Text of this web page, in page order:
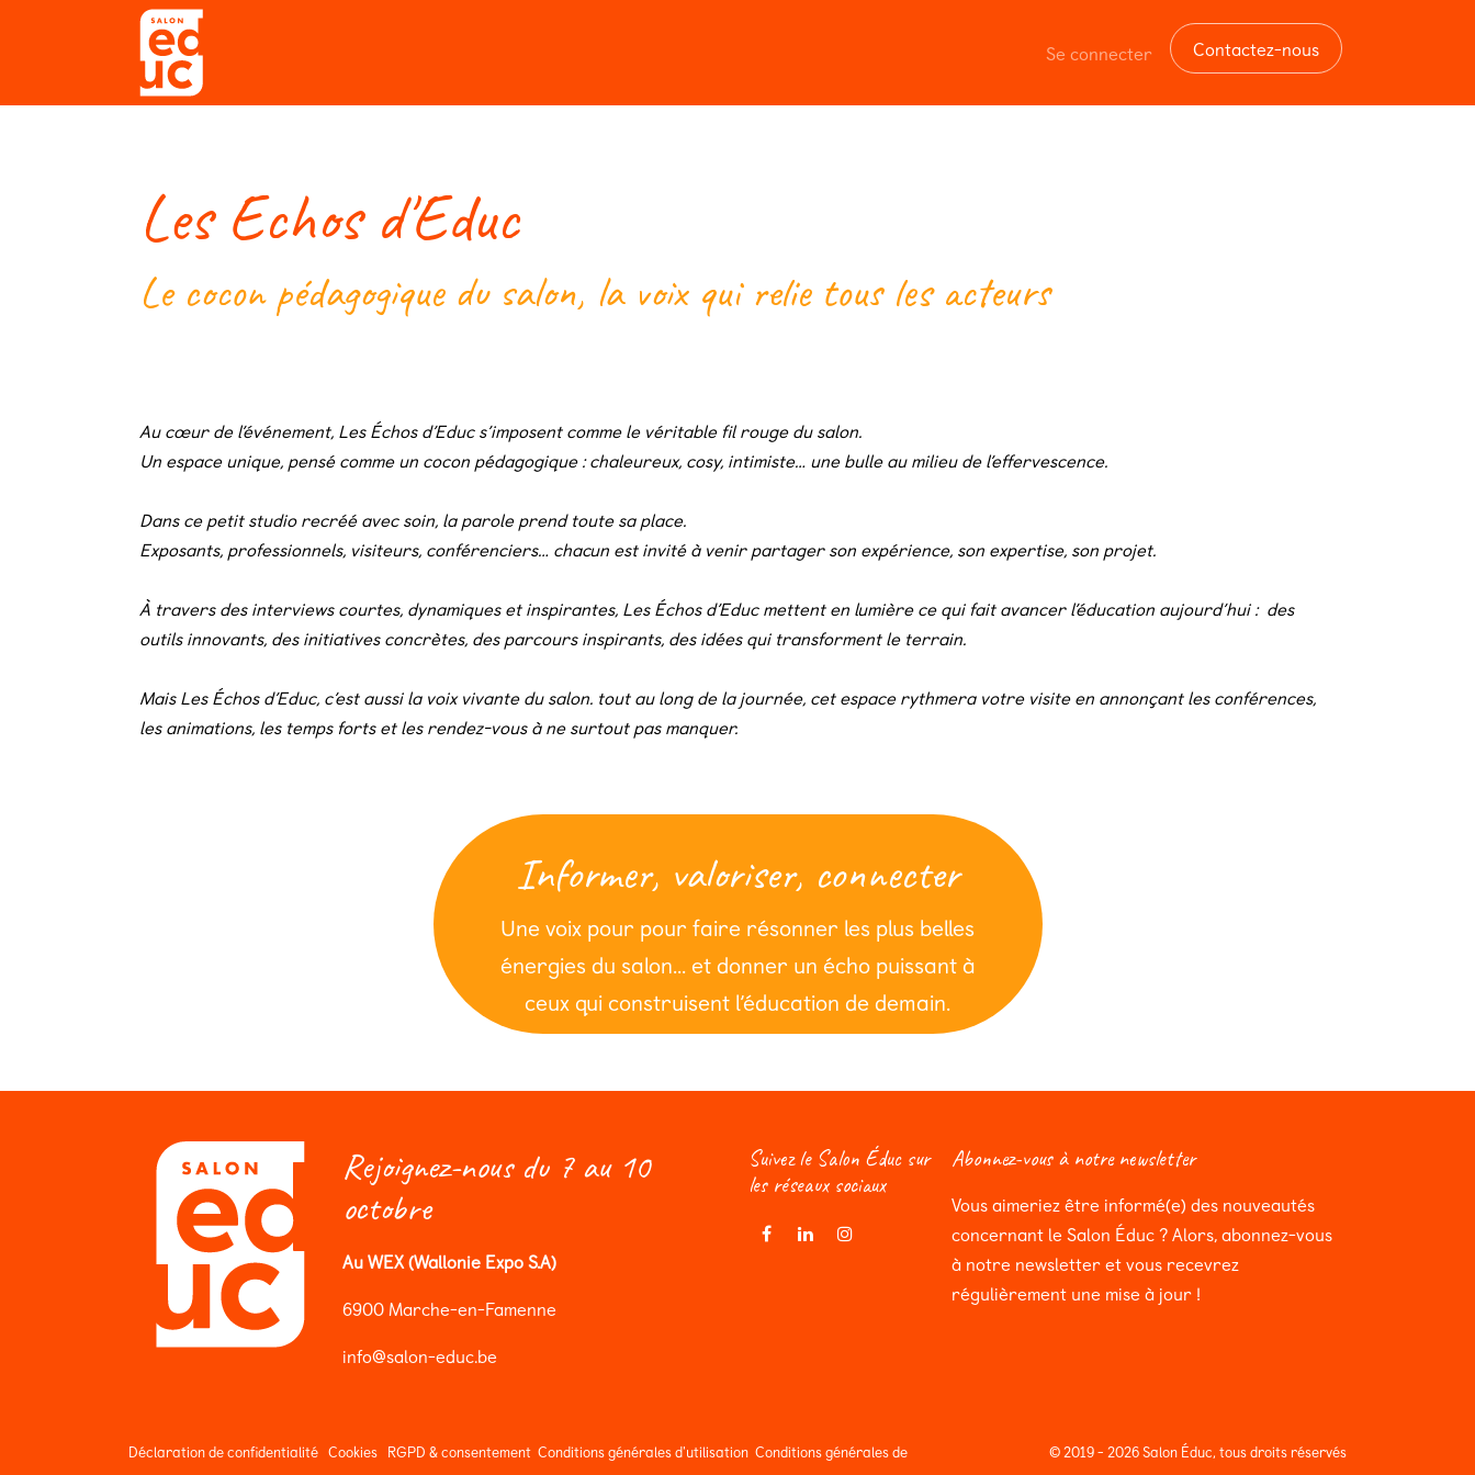
Se rendre au contenu
Se connecter Contactez-nous
Les Echos d'Educ
Le cocon pédagogique du salon, la voix qui relie tous les acteurs
Au cœur de l’événement, Les Échos d’Educ s’imposent comme le véritable fil rouge du salon.
Un espace unique, pensé comme un cocon pédagogique : chaleureux, cosy, intimiste… une bulle au milieu de l’effervescence.
Dans ce petit studio recréé avec soin, la parole prend toute sa place.
Exposants, professionnels, visiteurs, conférenciers… chacun est invité à venir partager son expérience, son expertise, son projet.
À travers des interviews courtes, dynamiques et inspirantes, Les Échos d’Educ mettent en lumière ce qui fait avancer l’éducation aujourd’hui : des
outils innovants, des initiatives concrètes, des parcours inspirants, des idées qui transforment le terrain.
Mais Les Échos d’Educ, c’est aussi la voix vivante du salon. tout au long de la journée, cet espace rythmera votre visite en annonçant les conférences,
les animations, les temps forts et les rendez-vous à ne surtout pas manquer.
Informer, valoriser, connecter
Une voix pour pour faire résonner les plus belles
énergies du salon… et donner un écho puissant à
ceux qui construisent l’éducation de demain.
Abonnez-vous à notre newsletter
Vous aimeriez être informé(e) des nouveautés
concernant le Salon Éduc ? Alors, abonnez-vous
à notre newsletter et vous recevrez
régulièrement une mise à jour !
Rejoignez-nous du 7 au 10
octobre
Au WEX (Wallonie Expo S.A)
6900 Marche-en-Famenne
info@salon-educ.be
Suivez le Salon Éduc sur
les réseaux sociaux
Déclaration de confidentialité Cookies RGPD & consentement Conditions générales d'utilisation Conditions générales de
© 2019 - 2026 Salon Éduc, tous droits réservés